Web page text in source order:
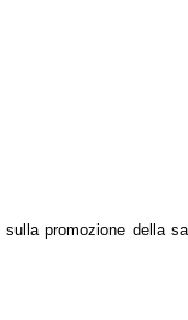
promozione della